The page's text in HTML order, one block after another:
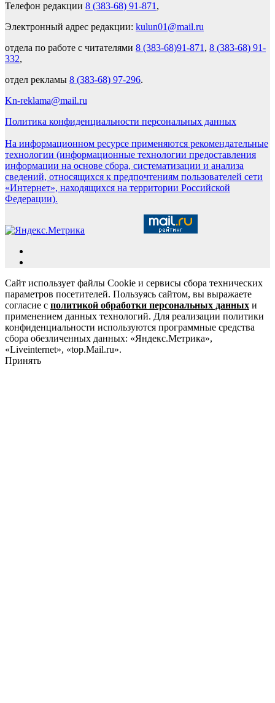
Телефон редакции 8 (383-68) 91-871 ,
Электронный адрес редакции: kulun01@mail.ru
отдела по работе с читателями 8 (383-68)91-871 , 8 (383-68) 91-
332,
отдел рекламы 8 (383-68) 97-296.
Kn-reklama@mail.ru
Политика конфиденциальности персональных данных
На информационном ресурсе применяются рекомендательные
технологии (информационные технологии предоставления
информации на основе сбора, систематизации и анализа
сведений, относящихся к предпочтениям пользователей сети
«Интернет», находящихся на территории Российской
Федерации).
Сайт использует файлы Cookie и сервисы сбора технических
параметров посетителей. Пользуясь сайтом, вы выражаете
согласие с политикой обработки персональных данных и
применением данных технологий. Для реализации политики
конфиденциальности используются программные средства
сбора обезличенных данных: «Яндекс.Метрика»,
«Liveinternet», «top.Mail.ru».
Принять